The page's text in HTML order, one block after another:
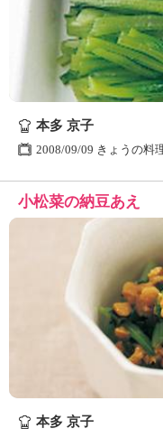
本多 京子
2008/09/09 きょうの料
小松菜の納豆あえ
本多 京子